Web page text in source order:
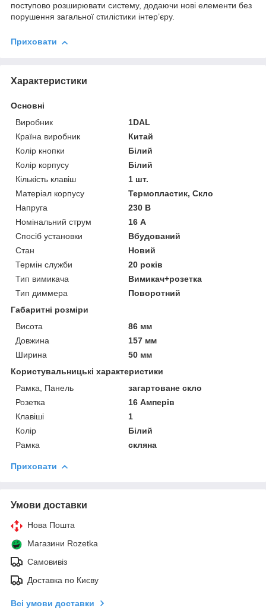
поступово розширювати систему, додаючи нові елементи без
порушення загальної стилістики інтер’єру.
Приховати
Характеристики
Основні
Виробник
1DAL
Країна виробник
Китай
Колір кнопки
Білий
Колір корпусу
Білий
Кількість клавіш
1 шт.
Матеріал корпусу
Термопластик, Скло
Напруга
230 В
Номінальний струм
16 А
Спосіб установки
Вбудований
Стан
Новий
Термін служби
20 років
Тип вимикача
Вимикач+розетка
Тип диммера
Поворотний
Габаритні розміри
Висота
86 мм
Довжина
157 мм
Ширина
50 мм
Користувальницькі характеристики
Рамка, Панель
загартоване скло
Розетка
16 Амперів
Клавіші
1
Колір
Білий
Рамка
скляна
Приховати
Умови доставки
Нова Пошта
Магазини Rozetka
Самовивіз
Доставка по Києву
Всі умови доставки